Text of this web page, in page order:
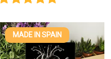
MADE IN SPAIN